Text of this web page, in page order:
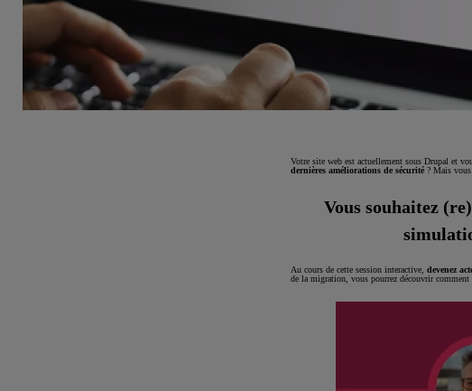
Votre site web est actuellement sous Drupal et
dernières améliorations de sécurité ? Mais vous
Vous souhaitez
Au cours de cette session interactive, devenez
de la migration, vous pourrez découvrir